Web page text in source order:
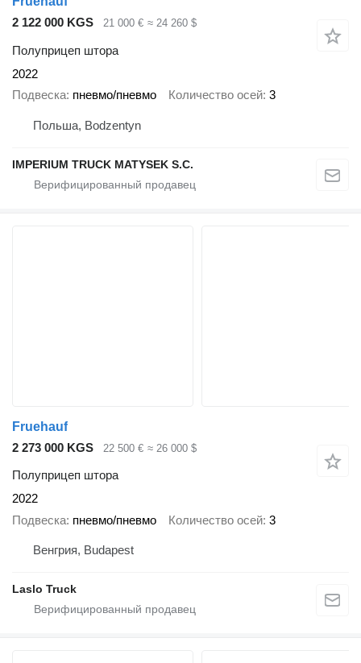
2 122 000 KGS
21 000 € ≈ 24 260 $
Полуприцеп штора
2022
Подвеска пневмо/пневмо Количество осей 3
Польша, Bodzentyn
IMPERIUM TRUCK MATYSEK S.C.
Fruehauf
2 273 000 KGS
22 500 € ≈ 26 000 $
Полуприцеп штора
2022
Подвеска пневмо/пневмо Количество осей 3
Венгрия, Budapest
Laslo Truck